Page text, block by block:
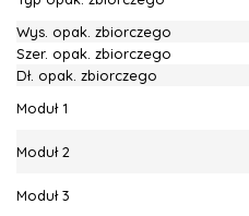
Wys. opak. zbiorczego
Szer. opak. zbiorczego
Dł. opak. zbiorczego
Moduł 1
Moduł 2
Moduł 3